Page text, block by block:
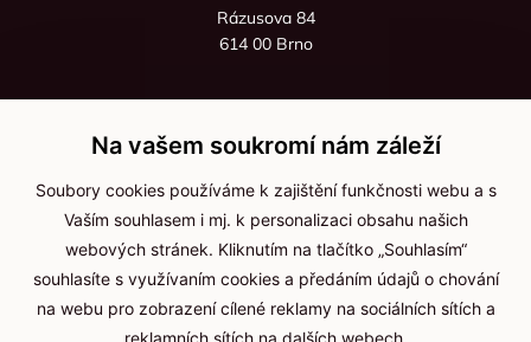
Rázusova 84
614 00 Brno
+420 736 535 066
Po - pá: 8:00 - 16:00
info@jma-kam.cz
Důležité informace
Na vašem soukromí nám záleží
Soubory cookies používáme k zajištění funkčnosti webu a s
Vaším souhlasem i mj. k personalizaci obsahu našich
webových stránek. Kliknutím na tlačítko „Souhlasím“
souhlasíte s využívaním cookies a předáním údajů o chování
na webu pro zobrazení cílené reklamy na sociálních sítích a
reklamních sítích na dalších webech.